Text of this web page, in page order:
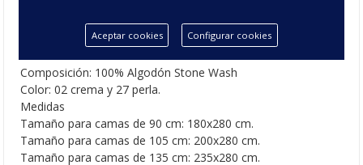
CARACTERÍSTICAS DE
LA COLCHA JACQUARD RELAX
Composición: 100% Algodón Stone Wash
Color: 02 crema y 27 perla.
Medidas
Tamaño para camas de 90 cm: 180x280 cm.
Tamaño para camas de 105 cm: 200x280 cm.
Tamaño para camas de 135 cm: 235x280 cm.
Aceptar cookies Configurar cookies